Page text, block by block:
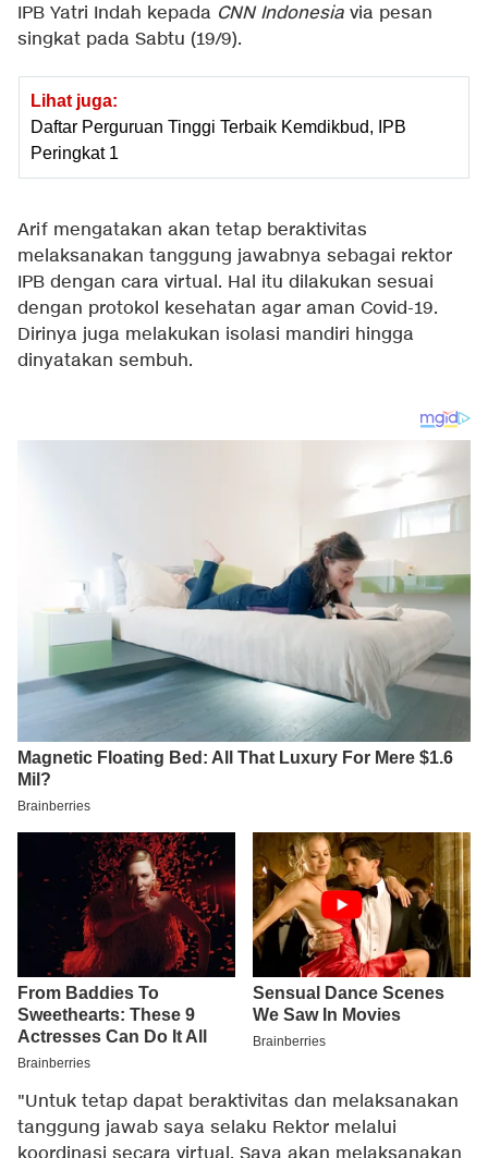
IPB Yatri Indah kepada CNN Indonesia via pesan
singkat pada Sabtu (19/9).
Lihat juga:
Daftar Perguruan Tinggi Terbaik Kemdikbud, IPB
Peringkat 1
Arif mengatakan akan tetap beraktivitas
melaksanakan tanggung jawabnya sebagai rektor
IPB dengan cara virtual. Hal itu dilakukan sesuai
dengan protokol kesehatan agar aman Covid-19.
Dirinya juga melakukan isolasi mandiri hingga
dinyatakan sembuh.
"Untuk tetap dapat beraktivitas dan melaksanakan
tanggung jawab saya selaku Rektor melalui